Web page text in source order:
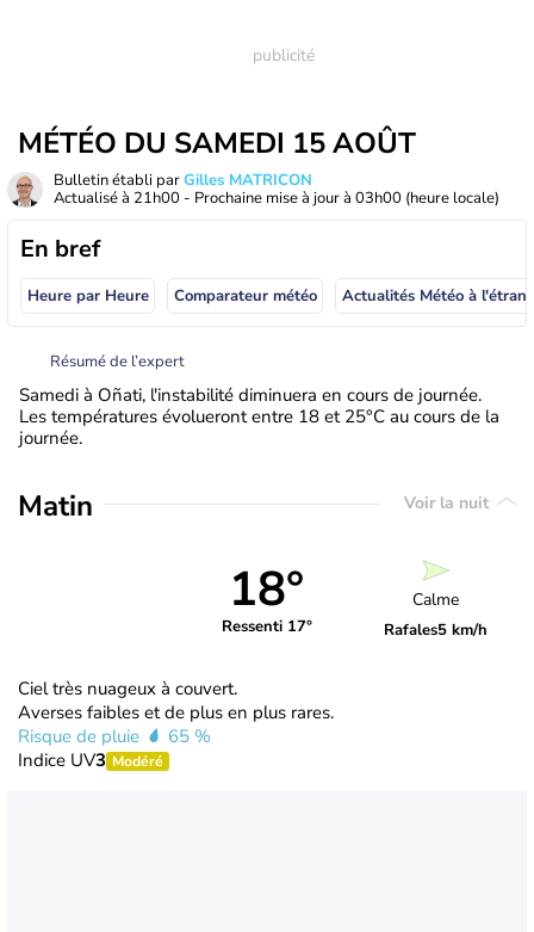
MÉTÉO DU SAMEDI 15 AOÛT
Bulletin établi parGilles MATRICON
Actualisé à 21h00 - Prochaine mise à jour à 03h00 (heure locale)
En bref
Heure par Heure Comparateur météo
Résumé de l’expert
Samedi à Oñati, l'instabilité diminuera en cours de journée.
Les températures évolueront entre 18 et 25°C au cours de la
journée.
Matin Voir la nuit
18°
Ressenti 17°
Calme
Rafales5 km/h
Ciel très nuageux à couvert.
Averses faibles et de plus en plus rares.
Risque de pluie
65 %
Indice UV3 Modéré